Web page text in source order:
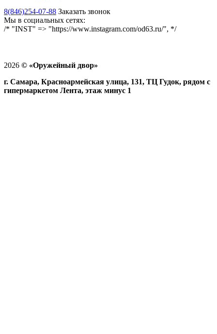
8(846)254-07-88 Заказать звонок
Мы в социальных сетях:
/* "INST" => "https://www.instagram.com/od63.ru/", */
2026 © «Оружейный двор»
г. Самара, Красноармейская улица, 131, ТЦ Гудок, рядом с
гипермаркетом Лента, этаж минус 1